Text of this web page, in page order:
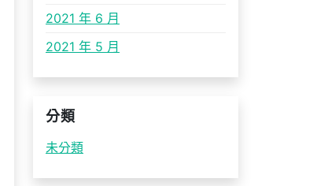
2021 年 6 月
2021 年 5 月
分類
未分類